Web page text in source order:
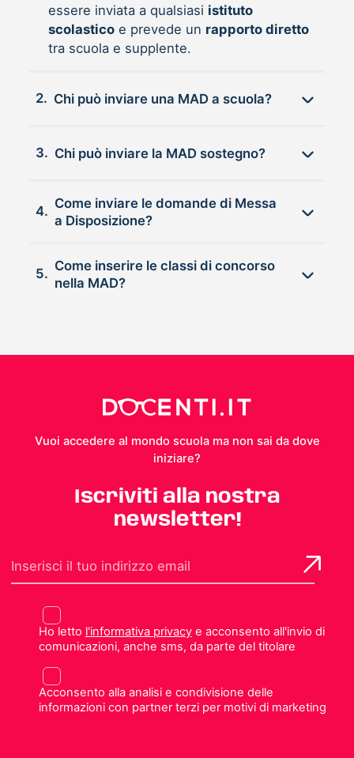
essere inviata a qualsiasi istituto
scolasticoe prevede un rapporto diretto
tra scuola e supplente.
2. Chi può inviare una MAD a scuola?
3. Chi può inviare la MAD sostegno?
4.
Come inviare le domande di Messa
a Disposizione?
5.
Come inserire le classi di concorso
nella MAD?
Vuoi accedere al mondo scuola ma non sai da dove
iniziare?
Iscriviti alla nostra
newsletter!
Ho letto l'informativa privacye acconsento all'invio di
comunicazioni, anche sms, da parte del titolare
Acconsento alla analisi e condivisione delle
informazioni con partner terzi per motivi di marketing